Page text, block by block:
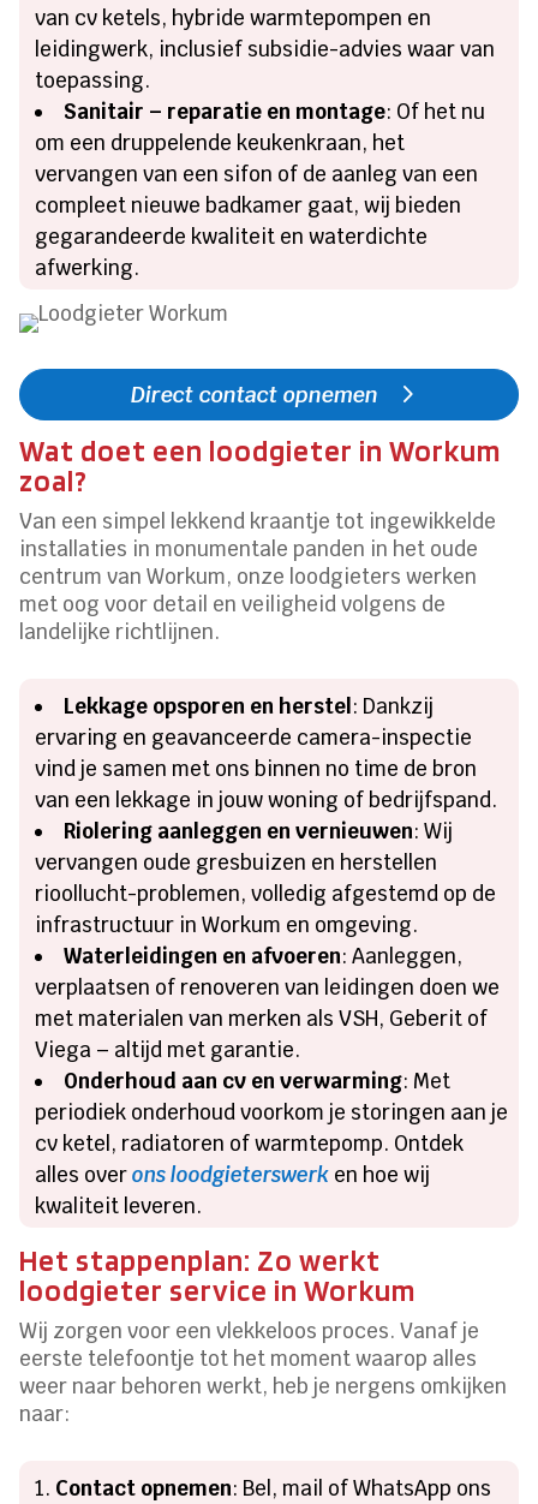
van cv ketels, hybride warmtepompen en
leidingwerk, inclusief subsidie-advies waar van
toepassing.
Sanitair – reparatie en montage: Of het nu
om een druppelende keukenkraan, het
vervangen van een sifon of de aanleg van een
compleet nieuwe badkamer gaat, wij bieden
gegarandeerde kwaliteit en waterdichte
afwerking.
Direct contact opnemen
Wat doet een loodgieter in Workum
zoal?
Van een simpel lekkend kraantje tot ingewikkelde
installaties in monumentale panden in het oude
centrum van Workum, onze loodgieters werken
met oog voor detail en veiligheid volgens de
landelijke richtlijnen.
Lekkage opsporen en herstel : Dankzij
ervaring en geavanceerde camera-inspectie
vind je samen met ons binnen no time de bron
van een lekkage in jouw woning of bedrijfspand.
Riolering aanleggen en vernieuwen: Wij
vervangen oude gresbuizen en herstellen
rioollucht-problemen, volledig afgestemd op de
infrastructuur in Workum en omgeving.
Waterleidingen en afvoeren: Aanleggen,
verplaatsen of renoveren van leidingen doen we
met materialen van merken als VSH, Geberit of
Viega – altijd met garantie.
Onderhoud aan cv en verwarming: Met
periodiek onderhoud voorkom je storingen aan je
cv ketel, radiatoren of warmtepomp. Ontdek
alles overons loodgieterswerk en hoe wij
kwaliteit leveren.
Het stappenplan: Zo werkt
loodgieter service in Workum
Wij zorgen voor een vlekkeloos proces. Vanaf je
eerste telefoontje tot het moment waarop alles
weer naar behoren werkt, heb je nergens omkijken
naar:
Contact opnemen: Bel, mail of WhatsApp ons